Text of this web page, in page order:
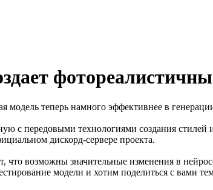
теперь намного эффективнее в
передовыми технологиями создания стилей
дискорд-сервере проекта.
что возможны значительные изменения в
модели и хотим поделиться с вами